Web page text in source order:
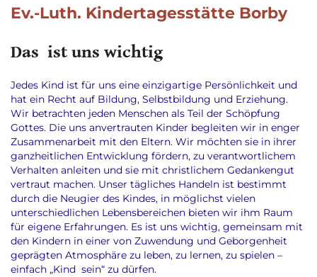
Ev.-Luth. Kindertagesstätte Borby
Das ist uns wichtig
Jedes Kind ist für uns eine einzigartige Persönlichkeit und
hat ein Recht auf Bildung, Selbstbildung und Erziehung.
Wir betrachten jeden Menschen als Teil der Schöpfung
Gottes. Die uns anvertrauten Kinder begleiten wir in enger
Zusammenarbeit mit den Eltern. Wir möchten sie in ihrer
ganzheitlichen Entwicklung fördern, zu verantwortlichem
Verhalten anleiten und sie mit christlichem Gedankengut
vertraut machen. Unser tägliches Handeln ist bestimmt
durch die Neugier des Kindes, in möglichst vielen
unterschiedlichen Lebensbereichen bieten wir ihm Raum
für eigene Erfahrungen. Es ist uns wichtig, gemeinsam mit
den Kindern in einer von Zuwendung und Geborgenheit
geprägten Atmosphäre zu leben, zu lernen, zu spielen –
einfach „Kind sein“ zu dürfen.